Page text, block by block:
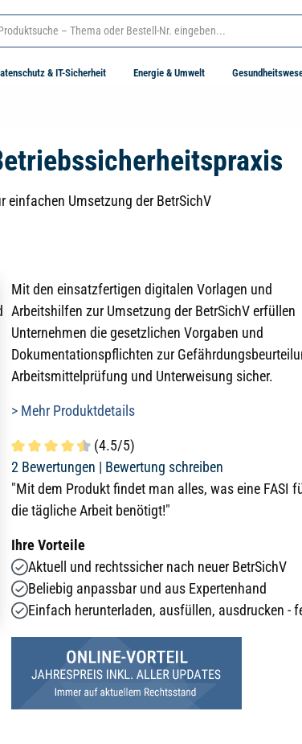
& IT-Sicherheit Energie & Umwelt
Umsetzung der BetrSichV
Mit den einsatzfertigen digitalen Vorlagen und
Arbeitshilfen zur Umsetzung der BetrSichV erfüllen
Unternehmen die gesetzlichen Vorgaben und
Dokumentationspflichten zur
Arbeitsmittelprüfung und Unterweisung sicher.
> Mehr Produktdetails
Durchschnittliche Bewertung von 4.5 von 5 Sternen
(4.5/5)
2 Bewertungen | Bewertung schreiben
"Mit dem Produkt findet man alles, was eine FASI
die tägliche Arbeit benötigt!"
Ihre Vorteile
Aktuell und rechtssicher nach neuer BetrSichV
Beliebig anpassbar und aus Expertenhand
Einfach herunterladen, ausfüllen, ausdrucken -